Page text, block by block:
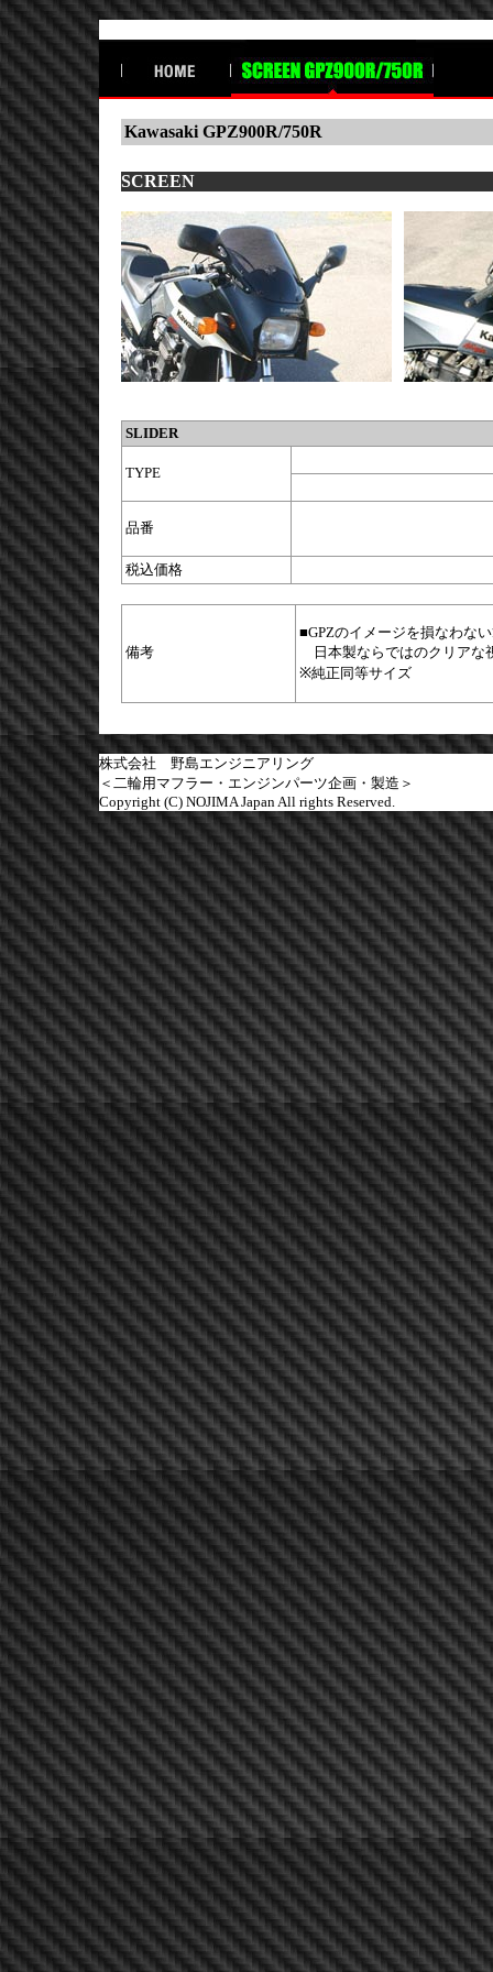
Kawasaki GPZ900R/750R
SCREEN
SLIDER
TYPE
品番
税込価格
備考
■GPZのイメージを損なわな
日本製ならではのクリアな
※純正同等サイズ
株式会社 野島エンジニアリング
＜二輪用マフラー・エンジンパーツ企画・製造＞
Copyright (C) NOJIMA Japan All rights Reserved.